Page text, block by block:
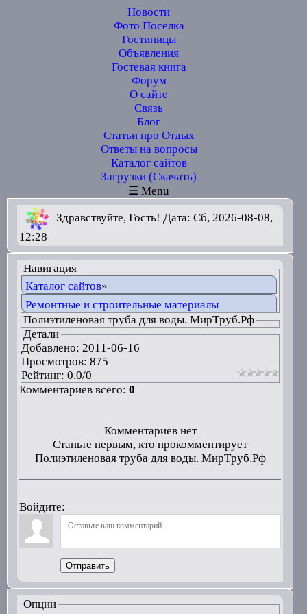
Новости
Фото Поселка
Гостиницы
Объявления
Гостевая книга
Форум
О сайте
Связь
Блог
Статьи про Отдых
Ответы на вопросы
Каталог сайтов
Загрузки (Скачать)
☰ Menu
Здравствуйте, Гость! Дата: Сб, 2026-08-08,
12:28
Навигация
Каталог сайтов»
Ремонтные и строительные материалы
Полиэтиленовая труба для воды. МирTруб.Рф
Детали
Добавлено: 2011-06-16
Просмотров: 875
Рейтинг: 0.0/0
Комментариев всего: 0
Комментариев нет
Станьте первым, кто прокомментирует
Полиэтиленовая труба для воды. МирTруб.Рф
Войдите:
Отправить
Опции